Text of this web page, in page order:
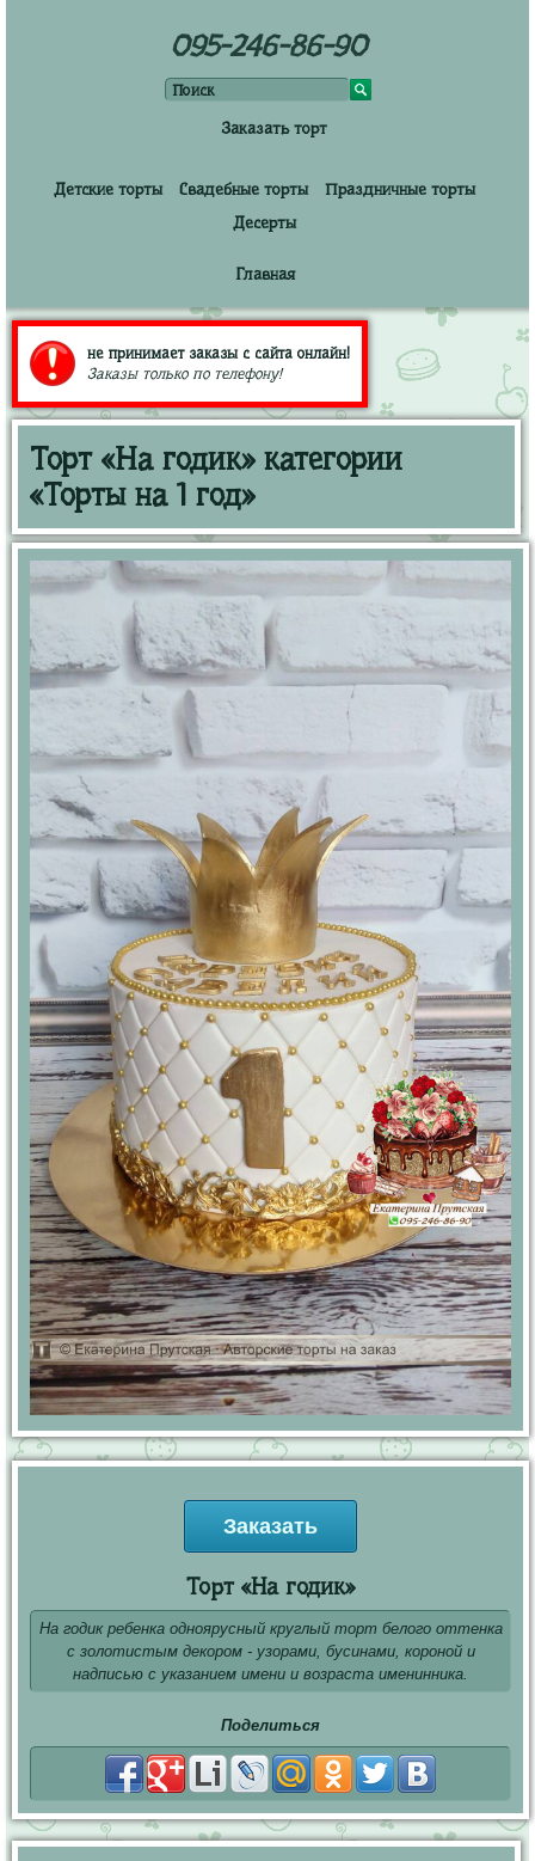
095-246-86-90
Заказать торт
Детские торты Свадебные торты
Праздничные торты
Десерты
Главная
не принимает заказы с сайта онлайн!
Заказы только по телефону!
Торт «На годик» категории
«Торты на 1 год»
Заказать
Торт «На годик»
На годик ребенка одноярусный круглый торт белого оттенка
с золотистым декором - узорами, бусинами, короной и
надписью с указанием имени и возраста именинника.
Поделиться